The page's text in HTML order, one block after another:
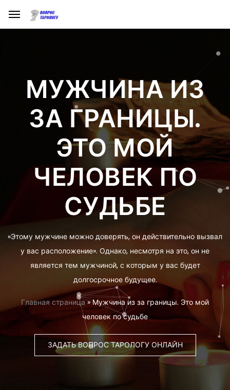
МУЖЧИНА ИЗ
ЗА ГРАНИЦЫ.
ЭТО МОЙ
ЧЕЛОВЕК ПО
СУДЬБЕ
«Этому мужчине можно доверять, он действительно вызвал
у вас расположение». Однако, несмотря на это, он не
является тем мужчиной, с которым у вас будет
долгосрочное будущее.
Главная страница»Мужчина из за границы. Это мой
человек по судьбе
ЗАДАТЬ ВОПРОС ТАРОЛОГУ ОНЛАЙН